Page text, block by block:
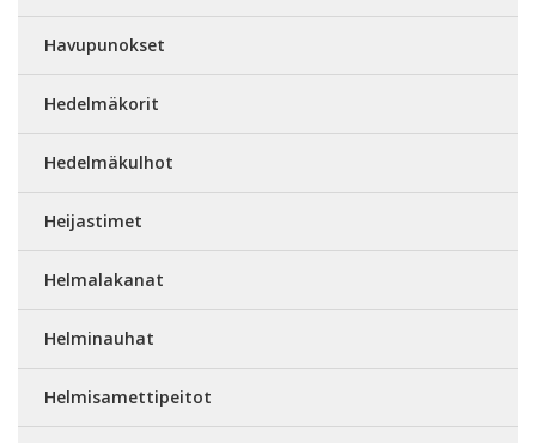
Havupunokset
Hedelmäkorit
Hedelmäkulhot
Heijastimet
Helmalakanat
Helminauhat
Helmisamettipeitot